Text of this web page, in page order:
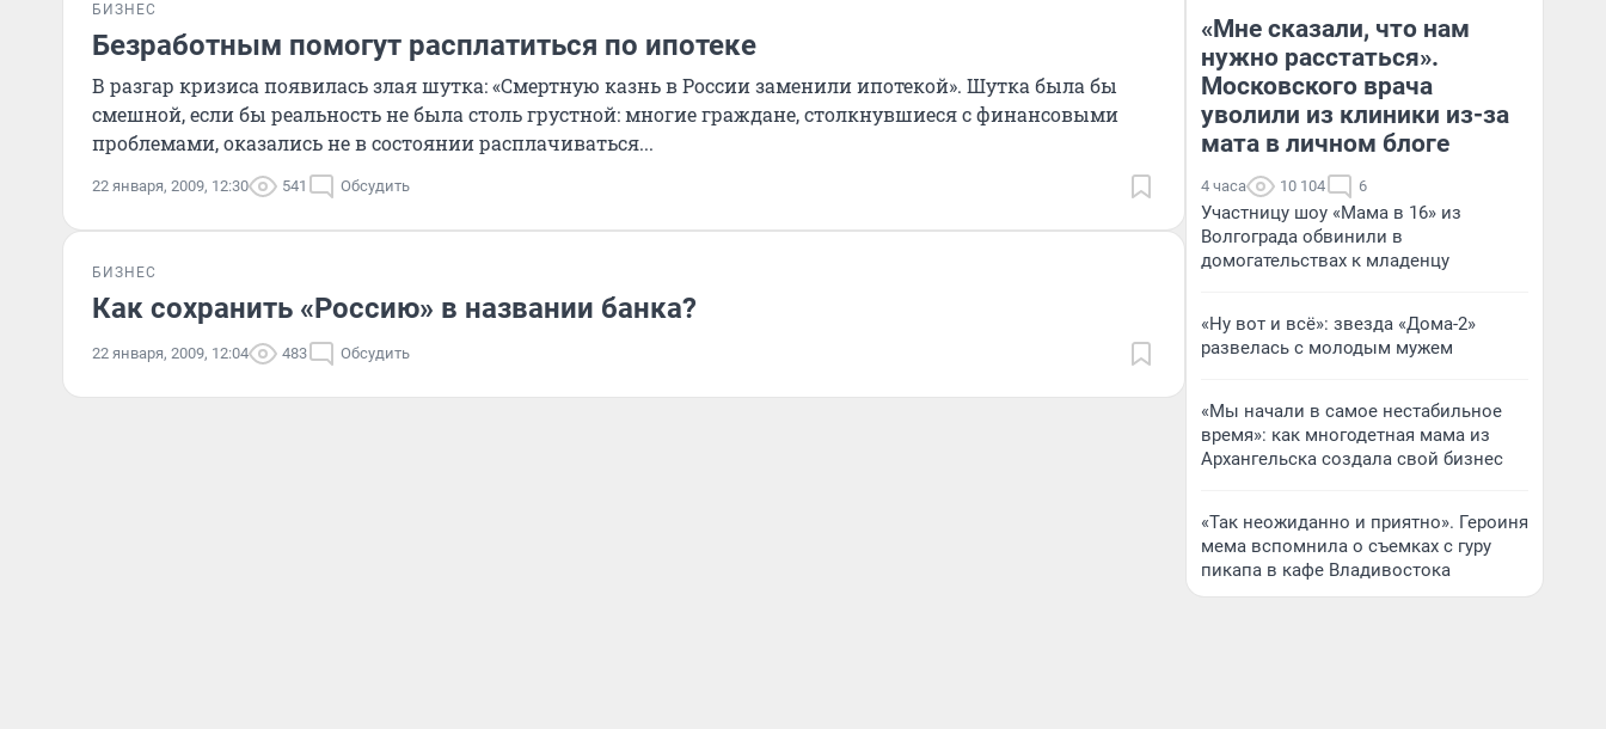
БИЗНЕС
Безработным помогут расплатиться по ипотеке
В разгар кризиса появилась злая шутка: «Смертную казнь в России заменили ипотекой». Шутка была бы
смешной, если бы реальность не была столь грустной: многие граждане, столкнувшиеся с финансовыми
проблемами, оказались не в состоянии расплачиваться...
22 января, 2009, 12:30 541 Обсудить
БИЗНЕС
Как сохранить «Россию» в названии банка?
22 января, 2009, 12:04 483 Обсудить
Екатерина Торопова
директор агентства
недвижимости
«Мне сказали, что нам
нужно расстаться».
Московского врача
уволили из клиники из-за
мата в личном блоге
4 часа 10 104 6
Участницу шоу «Мама в 16» из
Волгограда обвинили в
домогательствах к младенцу
«Ну вот и всё»: звезда «Дома-2»
развелась с молодым мужем
«Мы начали в самое нестабильное
время»: как многодетная мама из
Архангельска создала свой бизнес
«Так неожиданно и приятно». Героиня
мема вспомнила о съемках с гуру
пикапа в кафе Владивостока